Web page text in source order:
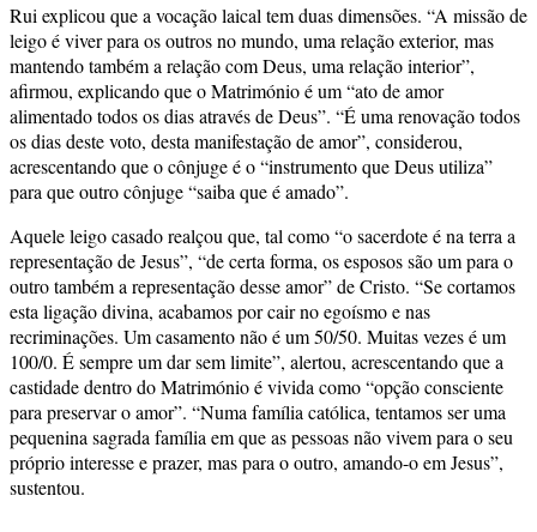
Rui explicou que a vocação laical tem duas dimensões. “A missão de
leigo é viver para os outros no mundo, uma relação exterior, mas
mantendo também a relação com Deus, uma relação interior”,
afirmou, explicando que o Matrimónio é um “ato de amor
alimentado todos os dias através de Deus”. “É uma renovação todos
os dias deste voto, desta manifestação de amor”, considerou,
acrescentando que o cônjuge é o “instrumento que Deus utiliza”
para que outro cônjuge “saiba que é amado”.
Aquele leigo casado realçou que, tal como “o sacerdote é na terra a
representação de Jesus”, “de certa forma, os esposos são um para o
outro também a representação desse amor” de Cristo. “Se cortamos
esta ligação divina, acabamos por cair no egoísmo e nas
recriminações. Um casamento não é um 50/50. Muitas vezes é um
100/0. É sempre um dar sem limite”, alertou, acrescentando que a
castidade dentro do Matrimónio é vivida como “opção consciente
para preservar o amor”. “Numa família católica, tentamos ser uma
pequenina sagrada família em que as pessoas não vivem para o seu
próprio interesse e prazer, mas para o outro, amando-o em Jesus”,
sustentou.